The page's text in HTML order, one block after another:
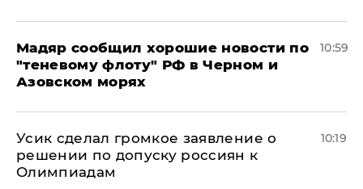
Мадяр сообщил хорошие новости по
"теневому флоту" РФ в Черном и
Азовском морях
10:59
Усик сделал громкое заявление о
решении по допуску россиян к
Олимпиадам
10:19